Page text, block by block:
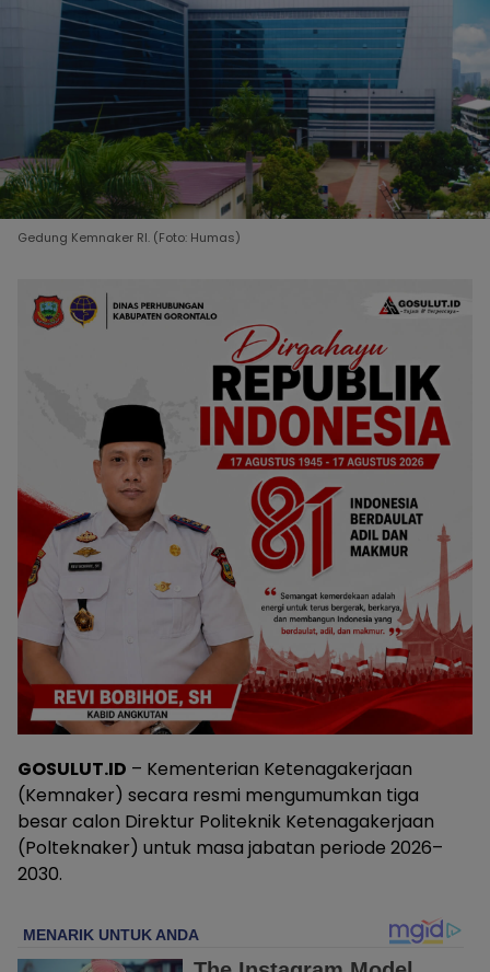
Gedung Kemnaker RI. (Foto: Humas)
GOSULUT.ID – Kementerian Ketenagakerjaan
(Kemnaker) secara resmi mengumumkan tiga
besar calon Direktur Politeknik Ketenagakerjaan
(Polteknaker) untuk masa jabatan periode 2026–
2030.